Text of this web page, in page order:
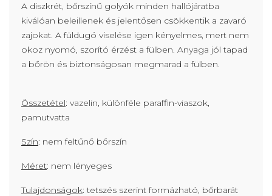
A diszkrét, bőrszínű golyók minden hallójáratba
kiválóan beleillenek és jelentősen csökkentik a zavaró
zajokat. A füldugó viselése igen kényelmes, mert nem
okoz nyomó, szorító érzést a fülben. Anyaga jól tapad
a bőrön és biztonságosan megmarad a fülben.
Összetétel: vazelin, különféle paraffin-viaszok,
pamutvatta
Szín: nem feltűnő bőrszín
Méret: nem lényeges
Tulajdonságok: tetszés szerint formázható, bőrbarát